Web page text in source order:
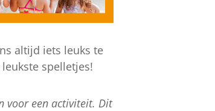
altijd iets leuks te
spelletjes!
voor een activiteit. Dit